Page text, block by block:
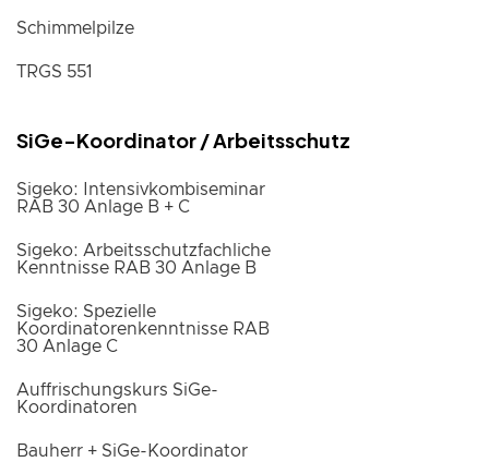
Schimmelpilze
TRGS 551
SiGe-Koordinator / Arbeitsschutz
Sigeko: Intensivkombiseminar
RAB 30 Anlage B + C
Sigeko: Arbeitsschutzfachliche
Kenntnisse RAB 30 Anlage B
Sigeko: Spezielle
Koordinatorenkenntnisse RAB
30 Anlage C
Auffrischungskurs SiGe-
Koordinatoren
Bauherr + SiGe-Koordinator